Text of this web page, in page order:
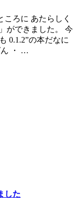
ろに あたらしく
ができました。 今
0.1.2”の本だなに
ん ・ …
した